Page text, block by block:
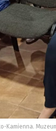
Kamienna.